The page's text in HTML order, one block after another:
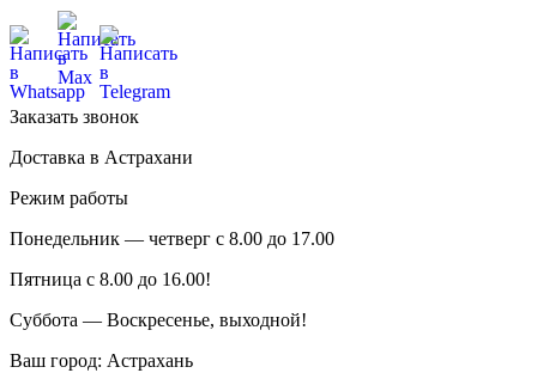
Заказать звонок
Доставка в Астрахани
Режим работы
Понедельник — четверг с 8.00 до 17.00
Пятница с 8.00 до 16.00!
Суббота — Воскресенье, выходной!
Ваш город: Астрахань